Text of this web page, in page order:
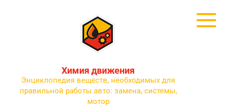
Химия движения
Энциклопедия веществ, необходимых для
правильной работы авто: замена, системы,
мотор